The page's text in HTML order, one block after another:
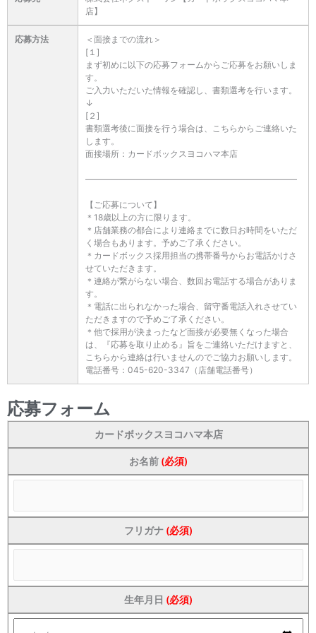
店】
応募方法
＜面接までの流れ＞
[１]
まず初めに以下の応募フォームからご応募をお願いしま
す。
ご入力いただいた情報を確認し、書類選考を行います。
↓
[２]
書類選考後に面接を行う場合は、こちらからご連絡いた
します。
面接場所：カードボックスヨコハマ本店
―――――――――――――――――――――――――
【ご応募について】
＊18歳以上の方に限ります。
＊店舗業務の都合により連絡までに数日お時間をいただ
く場合もあります。予めご了承ください。
＊カードボックス採用担当の携帯番号からお電話かけさ
せていただきます。
＊連絡が繋がらない場合、数回お電話する場合がありま
す。
＊電話に出られなかった場合、留守番電話入れさせてい
ただきますので予めご了承ください。
＊他で採用が決まったなど面接が必要無くなった場合
は、『応募を取り止める』旨をご連絡いただけますと、
こちらから連絡は行いませんのでご協力お願いします。
電話番号：045-620-3347（店舗電話番号）
応募フォーム
カードボックスヨコハマ本店
お名前 (必須)
フリガナ (必須)
生年月日 (必須)